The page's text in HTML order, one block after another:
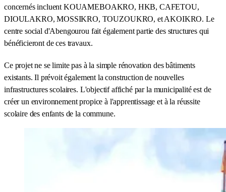
concernés incluent KOUAMEBOAKRO, HKB, CAFETOU,
DIOULAKRO, MOSSIKRO, TOUZOUKRO, et AKOIKRO. Le
centre social d'Abengourou fait également partie des structures qui
bénéficieront de ces travaux.
Ce projet ne se limite pas à la simple rénovation des bâtiments
existants. Il prévoit également la construction de nouvelles
infrastructures scolaires. L'objectif affiché par la municipalité est de
créer un environnement propice à l'apprentissage et à la réussite
scolaire des enfants de la commune.